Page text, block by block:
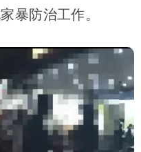
暴防治工作。